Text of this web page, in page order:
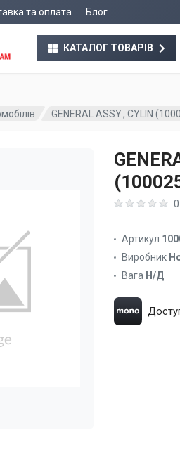
та оплата Блог
КАТАЛОГ ТОВАРІВ
GENERAL ASSY., CYLIN
0
Артикул
Виробник
Вага Н/Д